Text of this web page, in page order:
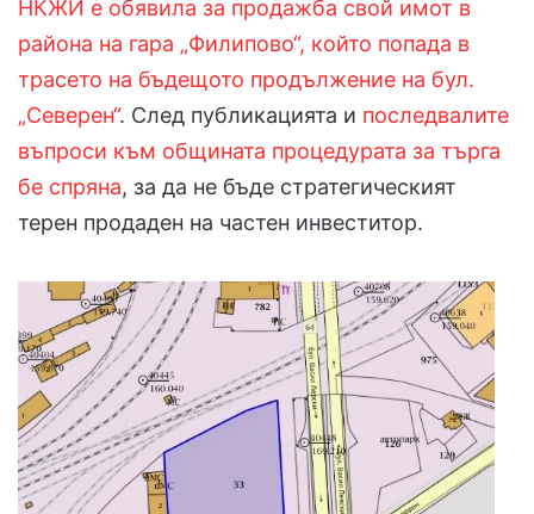
НКЖИ е обявила за продажба свой имот в
района на гара „Филипово“, който попада в
трасето на бъдещото продължение на бул.
„Северен“. След публикацията и последвалите
въпроси към общината процедурата за търга
бе спряна, за да не бъде стратегическият
терен продаден на частен инвеститор.